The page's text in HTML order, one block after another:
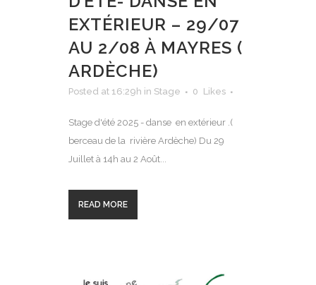
EXTÉRIEUR – 29/07
AU 2/08 À MAYRES (
ARDÈCHE)
Posted at 16:29h in Stage 0 Likes
Stage d'été 2025 - danse en extérieur .(
berceau de la rivière Ardèche) Du 29
Juillet à 14h au 2 Août...
READ MORE